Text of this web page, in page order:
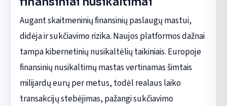
Augant skaitmeninių finansinių paslaugų mastui,
didėja ir sukčiavimo rizika. Naujos platformos dažnai
tampa kibernetinių nusikaltėlių taikiniais. Europoje
finansinių nusikaltimų mastas vertinamas šimtais
milijardų eurų per metus, todėl realaus laiko
transakcijų stebėjimas, pažangi sukčiavimo